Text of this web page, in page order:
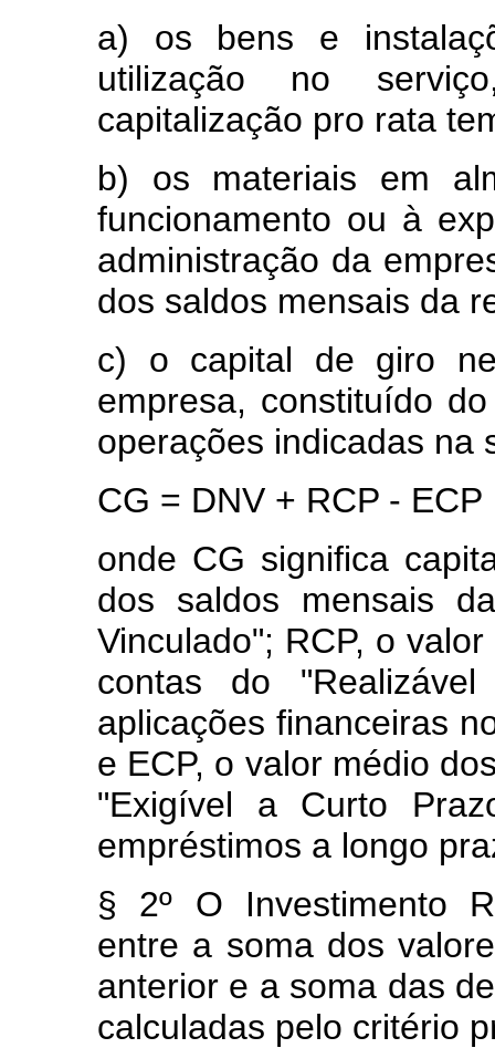
a) os bens e
utilização no
capitalização pro rata
b) os materiais em
funcionamento ou à
administração da
dos saldos mensais da
c) o capital de giro
empresa, constituído
operações indicadas na
CG = DNV + RCP - ECP
onde CG significa
dos saldos mensais
Vinculado"; RCP, o
contas do
aplicações financeiras
e ECP, o valor médio
"Exigível a Curto
empréstimos a longo
§ 2º O Investimento
entre a soma dos
anterior e a soma das
calculadas pelo critério